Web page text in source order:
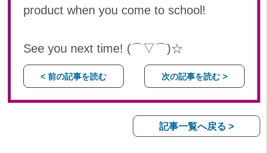
product when you come to school!
See you next time! (⌒▽⌒)☆
< 前の記事を読む 次の記事を読む >
記事一覧へ戻る >